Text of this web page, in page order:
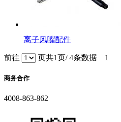
离子风嘴配件
前往 页共1页/ 4条数据 1
商务合作
4008-863-862